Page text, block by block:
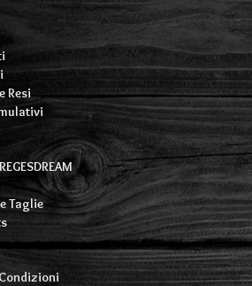
Resi
Taglie